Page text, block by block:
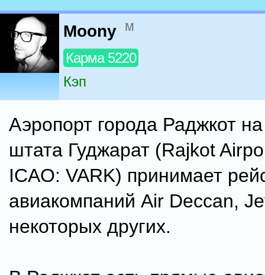
Moony м
Карма 5220
Кэп
Аэропорт города Раджкот
штата Гуджарат (Rajkot
ICAO: VARK) принимает
авиакомпаний Air Deccan,
некоторых других.